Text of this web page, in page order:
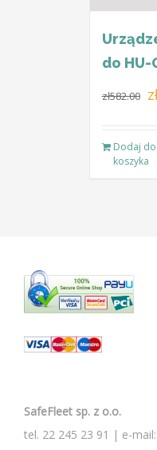
do HU-
zł582.00
Dodaj do
koszyka
SafeFleet sp. z o.o.
tel. 22 245 23 91 | e-mail: